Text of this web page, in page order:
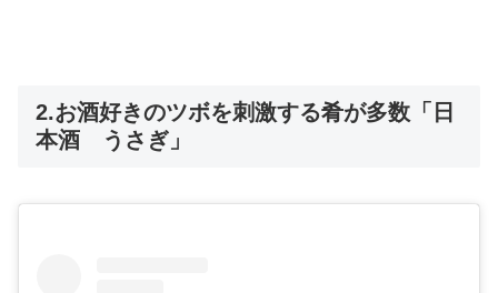
2.お酒好きのツボを刺激する肴が多数「日
本酒 うさぎ」